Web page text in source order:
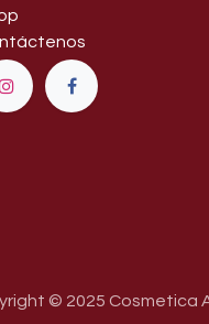
© 2025 Cosmetica